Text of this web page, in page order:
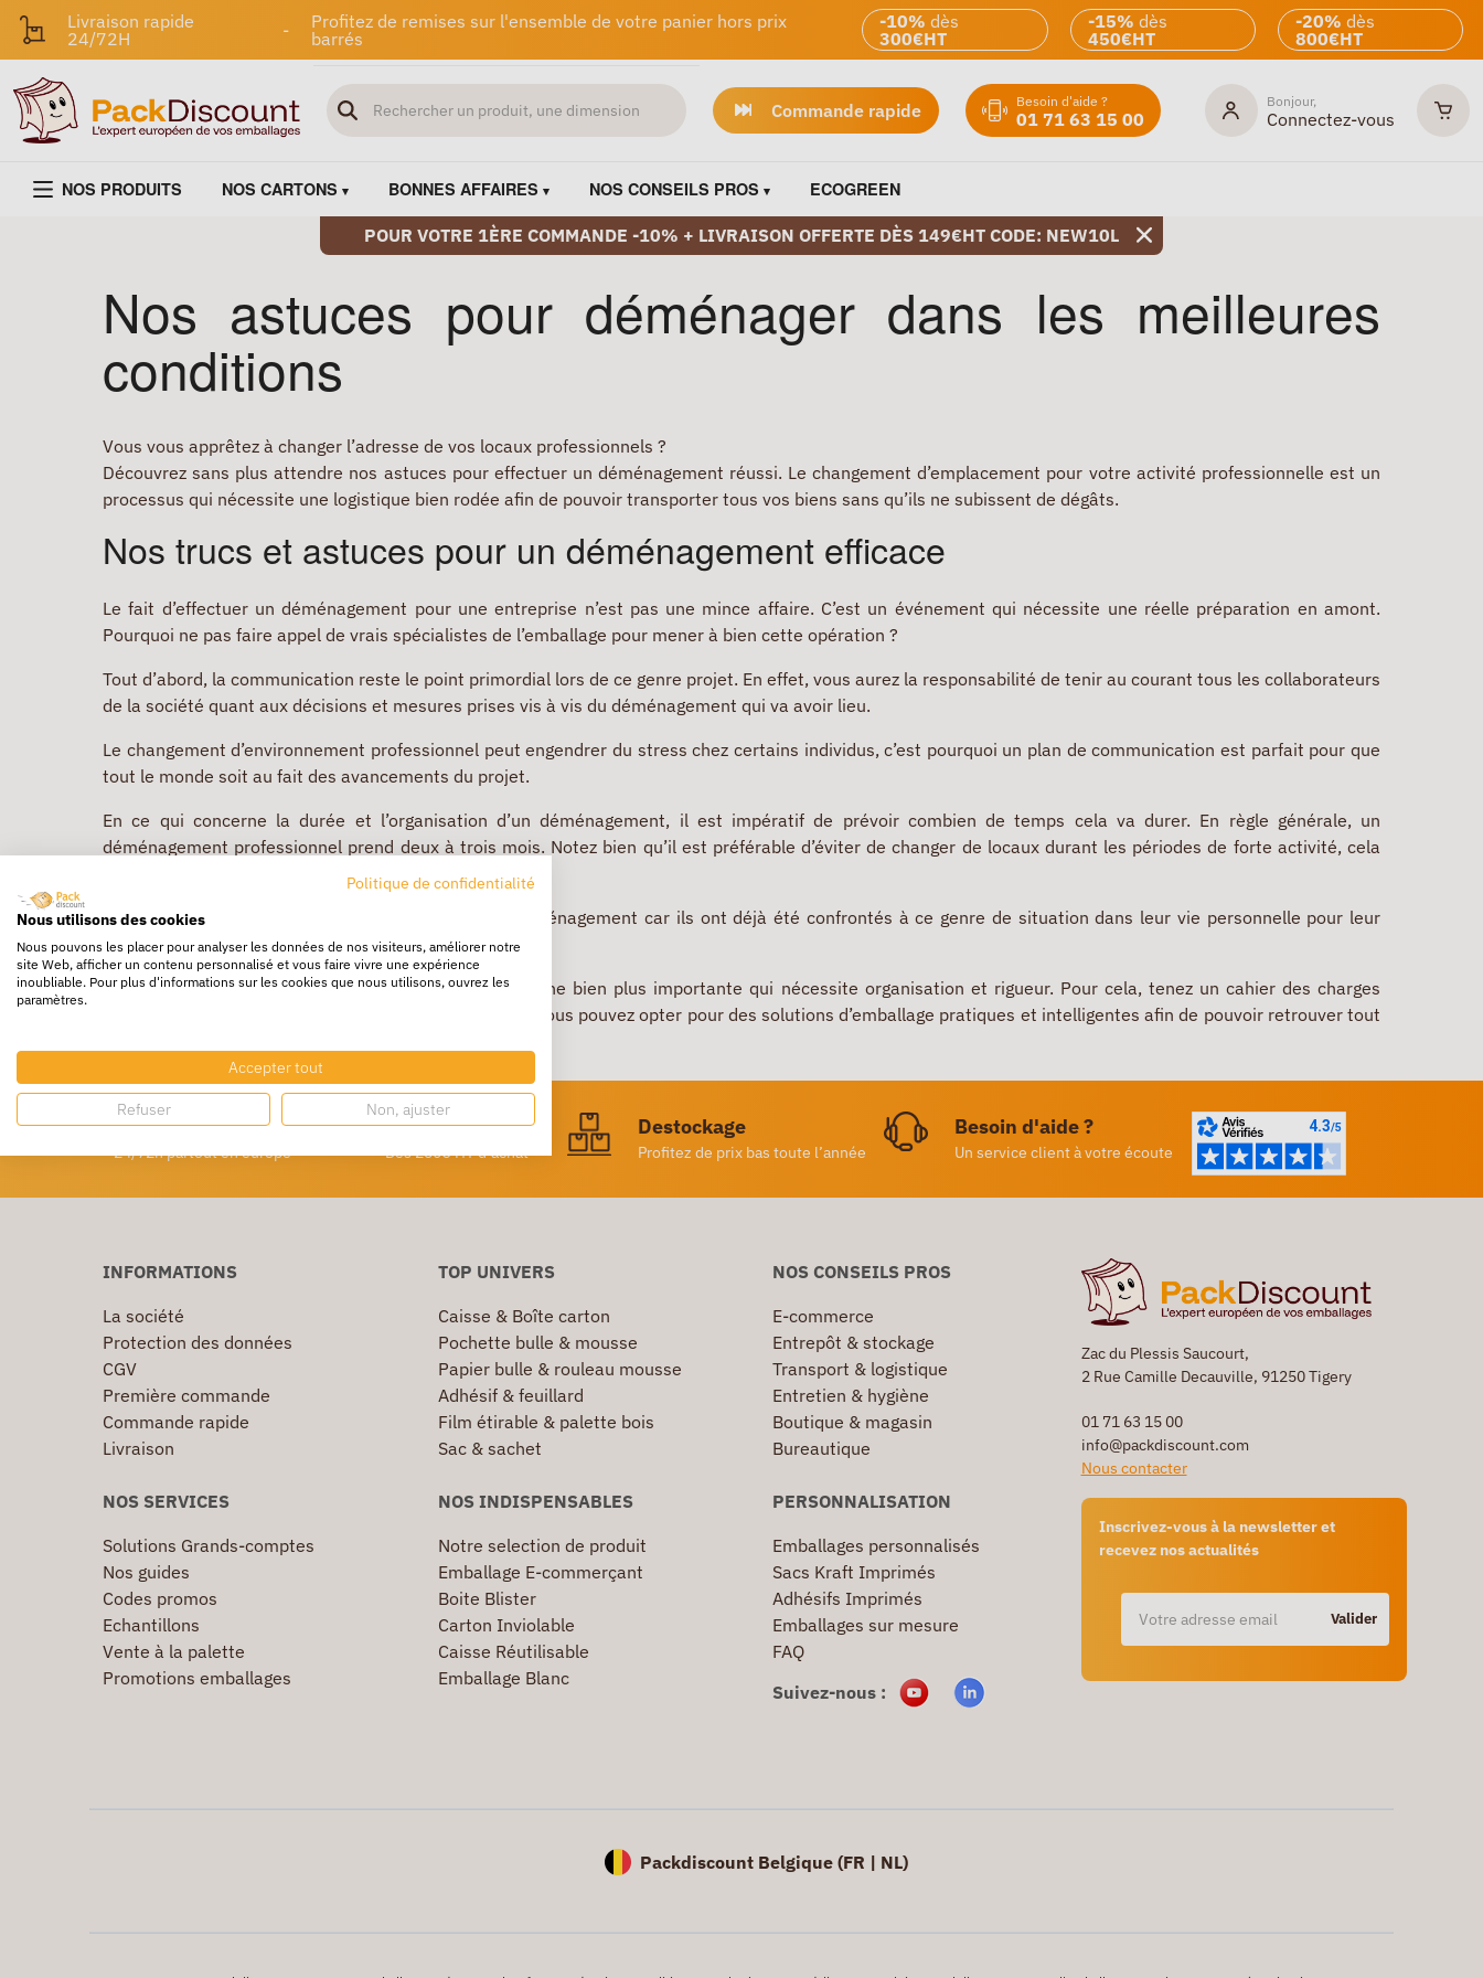
Livraison rapide
24/72H
-
Profitez de remises sur l'ensemble de votre panier hors prix
barrés
-10% dès
300€HT
-15% dès
450€HT
-20% dès
800€HT
Commande rapide Besoin d'aide ?
01 71 63 15 00
Bonjour,
Connectez-vous
NOS PRODUITS NOS CARTONS BONNES AFFAIRES NOS CONSEILS PROS ECOGREEN
POUR VOTRE 1ÈRE COMMANDE -10% + LIVRAISON OFFERTE DÈS 149€HT CODE: NEW10L
Nos astuces pour déménager dans les meilleures
conditions
Vous vous apprêtez à changer l’adresse de vos locaux professionnels ?
Découvrez sans plus attendre nos astuces pour effectuer un déménagement réussi. Le changement d’emplacement pour votre activité professionnelle est un
processus qui nécessite une logistique bien rodée afin de pouvoir transporter tous vos biens sans qu’ils ne subissent de dégâts.
Nos trucs et astuces pour un déménagement efficace
Le fait d’effectuer un déménagement pour une entreprise n’est pas une mince affaire. C’est un événement qui nécessite une réelle préparation en amont.
Pourquoi ne pas faire appel de vrais spécialistes de l’emballage pour mener à bien cette opération ?
Tout d’abord, la communication reste le point primordial lors de ce genre projet. En effet, vous aurez la responsabilité de tenir au courant tous les collaborateurs
de la société quant aux décisions et mesures prises vis à vis du déménagement qui va avoir lieu.
Le changement d’environnement professionnel peut engendrer du stress chez certains individus, c’est pourquoi un plan de communication est parfait pour que
tout le monde soit au fait des avancements du projet.
En ce qui concerne la durée et l’organisation d’un déménagement, il est impératif de prévoir combien de temps cela va durer. En règle générale, un
déménagement professionnel prend deux à trois mois. Notez bien qu’il est préférable d’éviter de changer de locaux durant les périodes de forte activité, cela
engendrerait des pressions inutiles supplémentaires.
Nombre d’individus possèdent leurs habitudes de déménagement car ils ont déjà été confrontés à ce genre de situation dans leur vie personnelle pour leur
appartement ou maison.
Cependant le déménagement d’entreprise est une tâche bien plus importante qui nécessite organisation et rigueur. Pour cela, tenez un cahier des charges
précis qui détaille les opérations à mener. Également, vous pouvez opter pour des solutions d’emballage pratiques et intelligentes afin de pouvoir retrouver tout
Livraison rapide
24/72h partout en europe
Livraison gratuite
Dès 250€ HT d’achat
Destockage
Profitez de prix bas toute l’année
Besoin d'aide ?
Un service client à votre écoute
Zac du Plessis Saucourt,
2 Rue Camille Decauville, 91250 Tigery
01 71 63 15 00
info@packdiscount.com
Nous contacter
Inscrivez-vous à la newsletter et
recevez nos actualités
Valider
INFORMATIONS
La société
Protection des données
CGV
Première commande
Commande rapide
Livraison
TOP UNIVERS
Caisse & Boîte carton
Pochette bulle & mousse
Papier bulle & rouleau mousse
Adhésif & feuillard
Film étirable & palette bois
Sac & sachet
NOS CONSEILS PROS
E-commerce
Entrepôt & stockage
Transport & logistique
Entretien & hygiène
Boutique & magasin
Bureautique
NOS SERVICES
Solutions Grands-comptes
Nos guides
Codes promos
Echantillons
Vente à la palette
Promotions emballages
NOS INDISPENSABLES
Notre selection de produit
Emballage E-commerçant
Boite Blister
Carton Inviolable
Caisse Réutilisable
Emballage Blanc
PERSONNALISATION
Emballages personnalisés
Sacs Kraft Imprimés
Adhésifs Imprimés
Emballages sur mesure
FAQ
Suivez-nous :
Packdiscount Belgique (FR | NL)
Politique de confidentialité
Nous utilisons des cookies
Nous pouvons les placer pour analyser les données de nos visiteurs, améliorer notre
site Web, afficher un contenu personnalisé et vous faire vivre une expérience
inoubliable. Pour plus d'informations sur les cookies que nous utilisons, ouvrez les
paramètres.
Accepter tout
Refuser Non, ajuster